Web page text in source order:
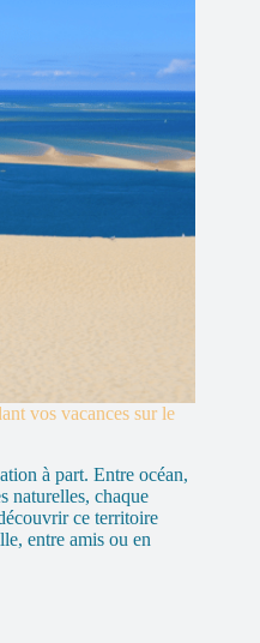
vos vacances sur le
à part. Entre océan,
naturelles, chaque
ce territoire
entre amis ou en